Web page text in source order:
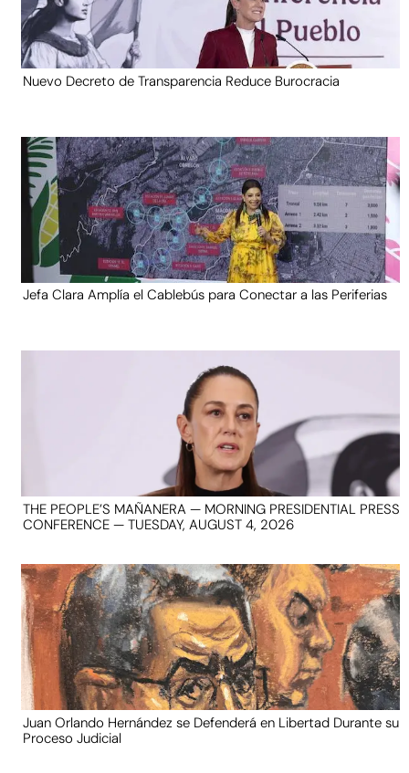
Nuevo Decreto de Transparencia Reduce Burocracia
Jefa Clara Amplía el Cablebús para Conectar a las Periferias
THE PEOPLE’S MAÑANERA — MORNING PRESIDENTIAL PRESS
CONFERENCE — TUESDAY, AUGUST 4, 2026
Juan Orlando Hernández se Defenderá en Libertad Durante su
Proceso Judicial